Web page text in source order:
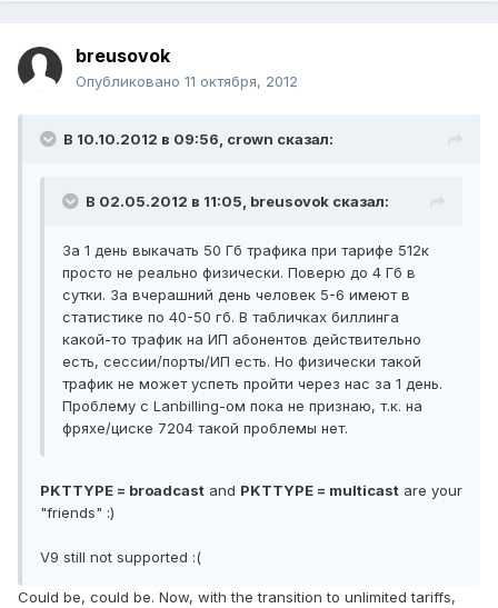
breusovok
Опубликовано 11 октября, 2012
В 10.10.2012 в 09:56, crown сказал:
В 02.05.2012 в 11:05, breusovok сказал:
За 1 день выкачать 50 Гб трафика при тарифе 512к
просто не реально физически. Поверю до 4 Гб в
сутки. За вчерашний день человек 5-6 имеют в
статистике по 40-50 гб. В табличках биллинга
какой-то трафик на ИП абонентов действительно
есть, сессии/порты/ИП есть. Но физически такой
трафик не может успеть пройти через нас за 1 день.
Проблему c Lanbilling-ом пока не признаю, т.к. на
фряхе/циске 7204 такой проблемы нет.
PKTTYPE = broadcast and PKTTYPE = multicast are your
"friends" :)
V9 still not supported :(
Could be, could be. Now, with the transition to unlimited tariffs,